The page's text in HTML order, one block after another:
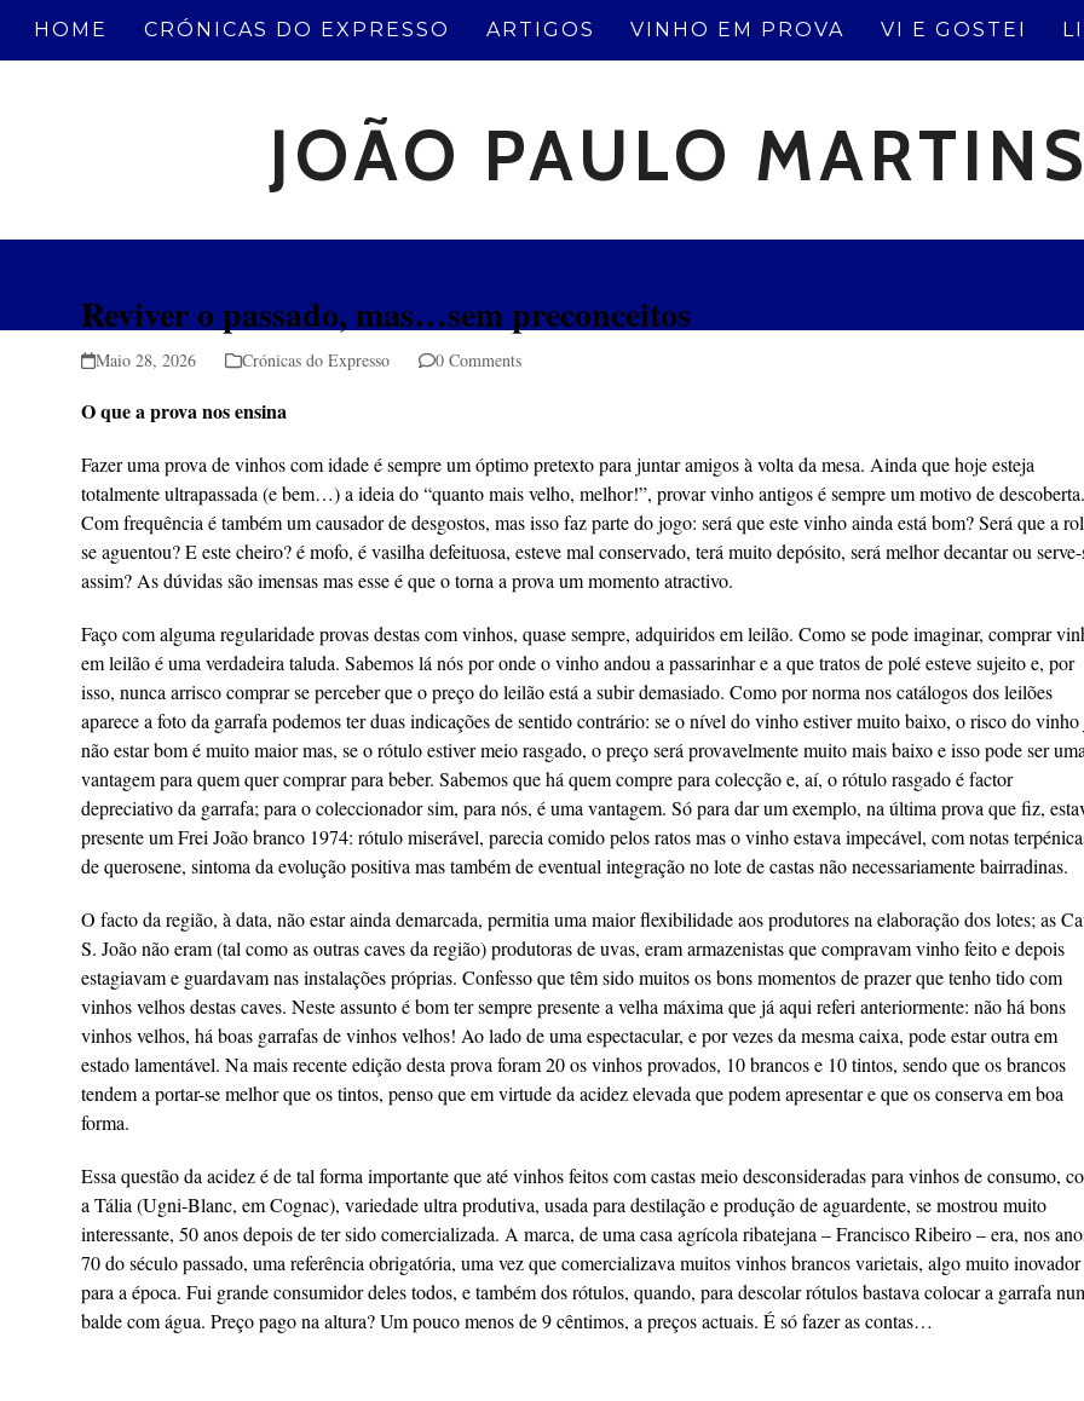
HOME CRÓNICAS DO EXPRESSO ARTIGOS VINHO EM PROVA VI E GOSTEI
JOÃO PAULO
Reviver o passado, mas…sem preconceitos
Maio 28, 2026 Crónicas do Expresso 0 Comments
O que a prova nos ensina
Fazer uma prova de vinhos com idade é sempre um óptimo pretexto para juntar amigos à volta da mesa. Ainda que hoje esteja
totalmente ultrapassada (e bem…) a ideia do “quanto mais velho, melhor!”, provar vinho antigos é sempre um motivo de descoberta.
Com frequência é também um causador de desgostos, mas isso faz parte do jogo: será que este vinho ainda está bom? Será que a
se aguentou? E este cheiro? é mofo, é vasilha defeituosa, esteve mal conservado, terá muito depósito, será melhor decantar ou serve-
assim? As dúvidas são imensas mas esse é que o torna a prova um momento atractivo.
Faço com alguma regularidade provas destas com vinhos, quase sempre, adquiridos em leilão. Como se pode imaginar, comprar
em leilão é uma verdadeira taluda. Sabemos lá nós por onde o vinho andou a passarinhar e a que tratos de polé esteve sujeito e, por
isso, nunca arrisco comprar se perceber que o preço do leilão está a subir demasiado. Como por norma nos catálogos dos leilões
aparece a foto da garrafa podemos ter duas indicações de sentido contrário: se o nível do vinho estiver muito baixo, o risco do vinho
não estar bom é muito maior mas, se o rótulo estiver meio rasgado, o preço será provavelmente muito mais baixo e isso pode ser uma
vantagem para quem quer comprar para beber. Sabemos que há quem compre para colecção e, aí, o rótulo rasgado é factor
depreciativo da garrafa; para o coleccionador sim, para nós, é uma vantagem. Só para dar um exemplo, na última prova que fiz,
presente um Frei João branco 1974: rótulo miserável, parecia comido pelos ratos mas o vinho estava impecável, com notas
de querosene, sintoma da evolução positiva mas também de eventual integração no lote de castas não necessariamente bairradinas.
O facto da região, à data, não estar ainda demarcada, permitia uma maior flexibilidade aos produtores na elaboração dos lotes; as
S. João não eram (tal como as outras caves da região) produtoras de uvas, eram armazenistas que compravam vinho feito e depois
estagiavam e guardavam nas instalações próprias. Confesso que têm sido muitos os bons momentos de prazer que tenho tido com
vinhos velhos destas caves. Neste assunto é bom ter sempre presente a velha máxima que já aqui referi anteriormente: não há bons
vinhos velhos, há boas garrafas de vinhos velhos! Ao lado de uma espectacular, e por vezes da mesma caixa, pode estar outra em
estado lamentável. Na mais recente edição desta prova foram 20 os vinhos provados, 10 brancos e 10 tintos, sendo que os brancos
tendem a portar-se melhor que os tintos, penso que em virtude da acidez elevada que podem apresentar e que os conserva em boa
forma.
Essa questão da acidez é de tal forma importante que até vinhos feitos com castas meio desconsideradas para vinhos de consumo,
a Tália (Ugni-Blanc, em Cognac), variedade ultra produtiva, usada para destilação e produção de aguardente, se mostrou muito
interessante, 50 anos depois de ter sido comercializada. A marca, de uma casa agrícola ribatejana – Francisco Ribeiro – era, nos
70 do século passado, uma referência obrigatória, uma vez que comercializava muitos vinhos brancos varietais, algo muito inovador
para a época. Fui grande consumidor deles todos, e também dos rótulos, quando, para descolar rótulos bastava colocar a garrafa
balde com água. Preço pago na altura? Um pouco menos de 9 cêntimos, a preços actuais. É só fazer as contas…